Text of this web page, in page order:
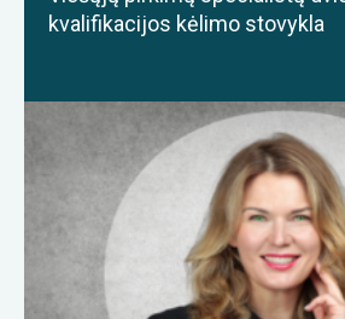
kvalifikacijos kėlimo stovykla